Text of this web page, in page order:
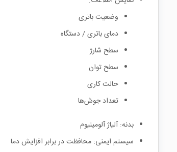
وضعیت باتری
دمای باتری / دستگاه
سطح شارژ
سطح توان
حالت کاری
تعداد جوش‌ها
بدنه: آلیاژ آلومینیوم
سیستم ایمنی: محافظت در برابر افزایش دما